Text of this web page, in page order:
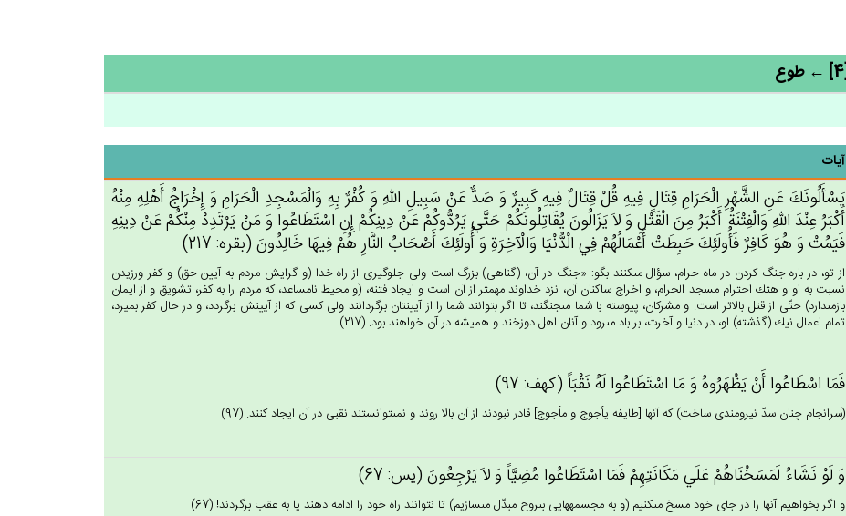
آیات
يَسْأَلُونَك‌َ عَن‌ِ الشَّهْرِ الْحَرَام‌ِ قِتَال‌ٍ فِيه‌ِ قُل‌ْ قِتَال‌ٌ فِيه‌ِ كَبِيرٌ وَ صَدٌّ عَنْ‌ سَبِيل‌ِ الله‌ِ وَ كُفْرٌ بِه‌ِ وَالْمَسْجِدِ الْحَرَام‌ِ وَ إِخْرَاج‌ُ أَهْلِه‌ِ مِنْه‌ُ
أَكْبَرُ عِنْدَ الله‌ِ وَالْفِتْنَة‌ُ أَكْبَرُ مِن‌َ الْقَتْل‌ِ وَ لاَ يَزَالُون‌َ يُقَاتِلُونَكُم‌ْ حَتَّي‌ يَرُدُّوكُم‌ْ عَنْ‌ دِينِكُم‌ْ إِن‌ِ اسْتَطَاعُوا وَ مَنْ‌ يَرْتَدِدْ مِنْكُم‌ْ عَنْ‌ دِينِه‌ِ
فَيَمُت‌ْ وَ هُوَ كَافِرٌ فَأُولَئِك‌َ حَبِطَت‌ْ أَعْمَالُهُم‌ْ فِي‌ الْدُّنْيَا وَالْآخِرَة‌ِ وَ أُولَئِك‌َ أَصْحَاب‌ُ النَّارِ هُم‌ْ فِيهَا خَالِدُون‌َ (بقره: 217)
از تو، در باره جنگ كردن در ماه حرام، سؤال مى‏كنند بگو: «جنگ در آن، (گناهى) بزرگ است ولى جلوگيرى از راه خدا (و گرايش مردم به آيين حق) و كفر ورزيدن
نسبت به او و هتك احترام مسجد الحرام، و اخراج ساكنان آن، نزد خداوند مهمتر از آن است و ايجاد فتنه، (و محيط نامساعد، كه مردم را به كفر، تشويق و از ايمان
بازمى‏دارد) حتّى از قتل بالاتر است. و مشركان، پيوسته با شما مى‏جنگند، تا اگر بتوانند شما را از آيينتان برگردانند ولى كسى كه از آيينش برگردد، و در حال كفر بميرد،
تمام اعمال نيك (گذشته) او، در دنيا و آخرت، بر باد مى‏رود و آنان اهل دوزخند و هميشه در آن خواهند بود. (217)
فَمَا اسْطَاعُوا أَنْ‌ يَظْهَرُوه‌ُ وَ مَا اسْتَطَاعُوا لَه‌ُ نَقْبَاً (كهف: 97)
(سرانجام چنان سدّ نيرومندى ساخت) كه آنها [طايفه يأجوج و مأجوج‏] قادر نبودند از آن بالا روند و نمى‏توانستند نقبى در آن ايجاد كنند. (97)
وَ لَوْ نَشَاءُ لَمَسَخْنَاهُم‌ْ عَلَي‌ مَكَانَتِهِم‌ْ فَمَا اسْتَطَاعُوا مُضِيَّاً وَ لاَ يَرْجِعُون‌َ (يس: 67)
و اگر بخواهيم آنها را در جاى خود مسخ مى‏كنيم (و به مجسمه‏هايى بى‏روح مبدّل مى‏سازيم) تا نتوانند راه خود را ادامه دهند يا به عقب برگردند! (67)